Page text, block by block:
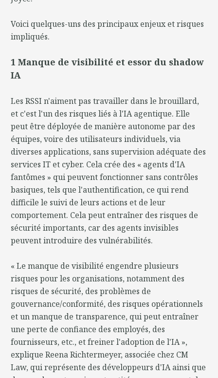
Voici quelques-uns des principaux enjeux et risques
impliqués.
1 Manque de visibilité et essor du shadow
IA
Les RSSI n'aiment pas travailler dans le brouillard,
et c'est l'un des risques liés à l'IA agentique. Elle
peut être déployée de manière autonome par des
équipes, voire des utilisateurs individuels, via
diverses applications, sans supervision adéquate des
services IT et cyber. Cela crée des « agents d'IA
fantômes » qui peuvent fonctionner sans contrôles
basiques, tels que l'authentification, ce qui rend
difficile le suivi de leurs actions et de leur
comportement. Cela peut entraîner des risques de
sécurité importants, car des agents invisibles
peuvent introduire des vulnérabilités.
« Le manque de visibilité engendre plusieurs
risques pour les organisations, notamment des
risques de sécurité, des problèmes de
gouvernance/conformité, des risques opérationnels
et un manque de transparence, qui peut entraîner
une perte de confiance des employés, des
fournisseurs, etc., et freiner l'adoption de l'IA »,
explique Reena Richtermeyer, associée chez CM
Law, qui représente des développeurs d'IA ainsi que